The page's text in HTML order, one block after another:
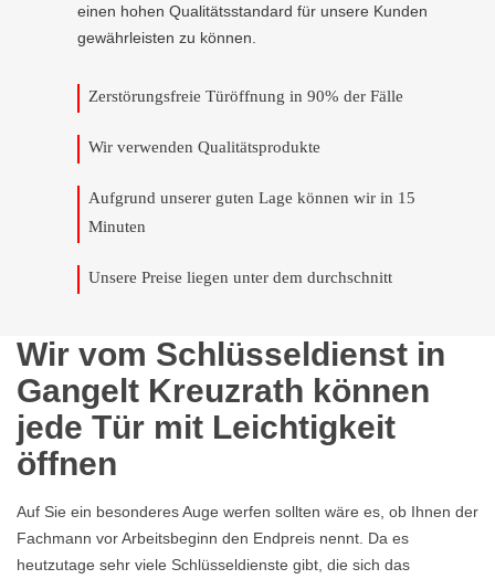
einen hohen Qualitätsstandard für unsere Kunden
gewährleisten zu können.
Zerstörungsfreie Türöffnung in 90% der Fälle
Wir verwenden Qualitätsprodukte
Aufgrund unserer guten Lage können wir in 15
Minuten
Unsere Preise liegen unter dem durchschnitt
Wir vom Schlüsseldienst in
Gangelt Kreuzrath können
jede Tür mit Leichtigkeit
öffnen
Auf Sie ein besonderes Auge werfen sollten wäre es, ob Ihnen der
Fachmann vor Arbeitsbeginn den Endpreis nennt. Da es
heutzutage sehr viele Schlüsseldienste gibt, die sich das